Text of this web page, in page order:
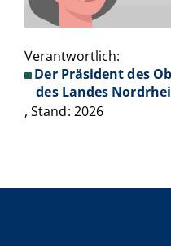
00:00 / 00:00
Verantwortlich:
Der Präsident des
des Landes
, Stand: 2026